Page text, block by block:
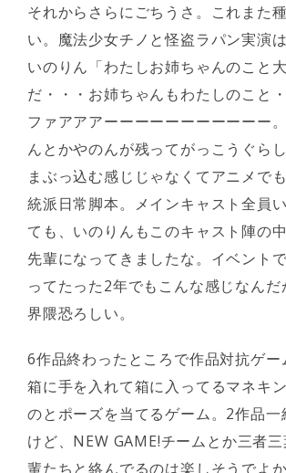
それからさらにごちうさ。これまた
い。魔法少女チノと怪盗ラパン実演は
いのりん「わたしお姉ちゃんのこと
だ・・・お姉ちゃんもわたしのこと
ファアアアーーーーーーーーーーー
んとかやのんが残ってがっこうぐら
まぶっ込む感じじゃなくてアニメで
統派日常脚本。メインキャスト全員
ても、いのりんもこのキャスト陣の
先輩になってきましたな。イベント
ってたった2年でもこんな感じなん
界隈恐ろしい。
6作品終わったところで作品対抗ゲー
箱に手を入れて箱に入ってるマネキ
のとポーズを当てるゲーム。2作品
けど、NEW GAME!チームとか三者
輩たちと絡んでるのは楽しそうでよ